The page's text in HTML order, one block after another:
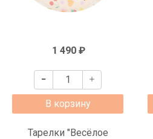
1 490 ₽
В корзину
Тарелки "Весёлое